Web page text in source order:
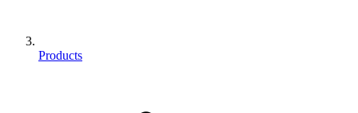
Products